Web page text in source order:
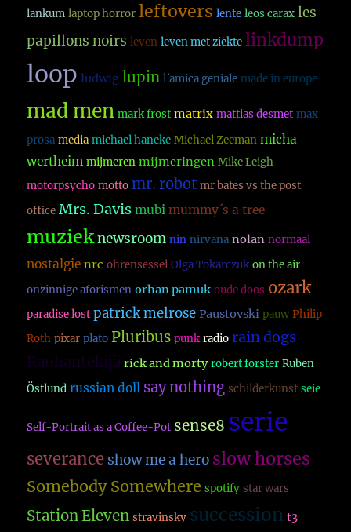
lankum laptop horror leftovers lente leos carax les
papillons noirs leven leven met ziekte linkdump
loop ludwig lupin l´amica geniale made in europe
mad men mark frost matrix mattias desmet max
prosa media michael haneke Michael Zeeman micha
wertheim mijmeren mijmeringen Mike Leigh
motorpsycho motto mr. robot mr bates vs the post
office Mrs. Davis mubi mummy´s a tree
muzieknewsroom nin nirvana nolan normaal
nostalgie nrc ohrensessel Olga Tokarczuk on the air
onzinnige aforismen orhan pamuk oude doos ozark
paradise lost patrick melrose Paustovski pauw Philip
Roth pixar plato Pluribus punk radio rain dogs
Rauhantekijä rick and morty robert forster Ruben
Östlund russian doll say nothing schilderkunst seie
Self-Portrait as a Coffee-Pot sense8 serie
severance show me a hero slow horses
Somebody Somewhere spotify star wars
Station Eleven stravinsky succession t3